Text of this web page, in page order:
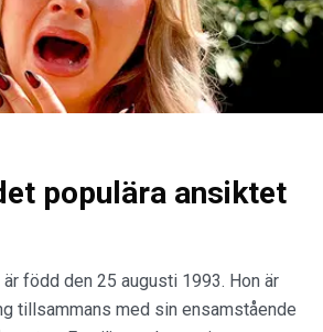
populära ansiktet
är född den 25 augusti 1993. Hon är
tillsammans med sin ensamstående